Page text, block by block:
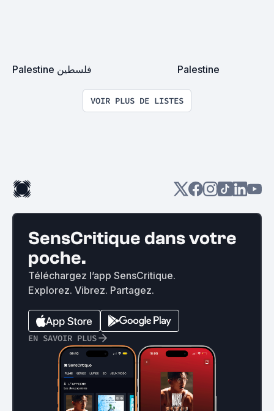
Palestine فلسطين Palestine
VOIR PLUS DE LISTES
SensCritique dans votre
poche.
Téléchargez l’app SensCritique.
Explorez. Vibrez. Partagez.
EN SAVOIR PLUS